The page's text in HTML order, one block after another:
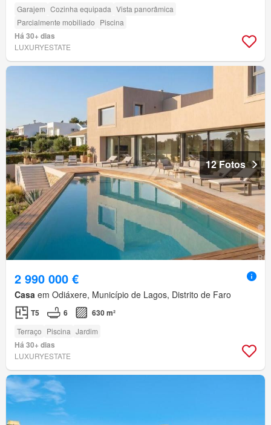
Garajem Cozinha equipada Vista panorâmica
Parcialmente mobiliado Piscina
Há 30+ dias
LUXURYESTATE
12 Fotos
2 990 000 €
Casa em Odiáxere, Município de Lagos, Distrito de Faro
T5 6 630 m²
Terraço Piscina Jardim
Há 30+ dias
LUXURYESTATE